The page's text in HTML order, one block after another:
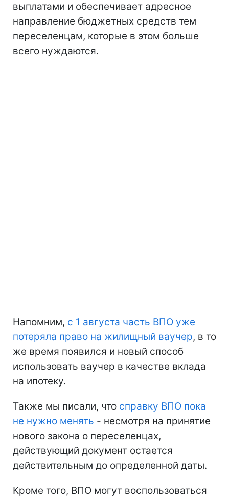
выплатами и обеспечивает адресное
направление бюджетных средств тем
переселенцам, которые в этом больше
всего нуждаются.
Напомним, с 1 августа часть ВПО уже
потеряла право на жилищный ваучер, в то
же время появился и новый способ
использовать ваучер в качестве вклада
на ипотеку.
Также мы писали, что справку ВПО пока
не нужно менять - несмотря на принятие
нового закона о переселенцах,
действующий документ остается
действительным до определенной даты.
Кроме того, ВПО могут воспользоваться